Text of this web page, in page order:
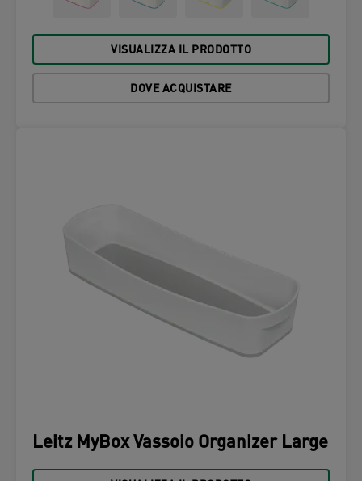
VISUALIZZA IL PRODOTTO
DOVE ACQUISTARE
Leitz MyBox Vassoio Organizer Large